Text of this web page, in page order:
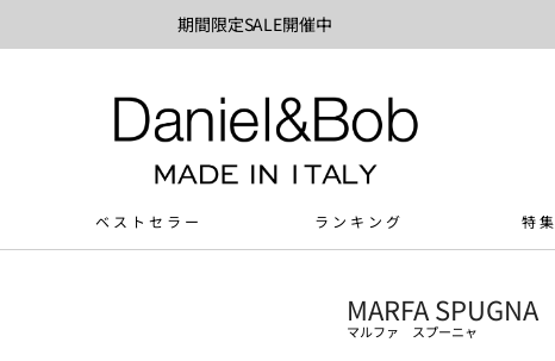
期間限定SALE開催中
ベストセラー ランキング 特集
MARFA SPUGNA
マルファ スプーニャ